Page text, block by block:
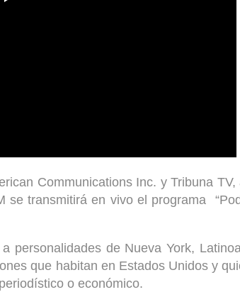
Communications Inc. y Tribuna
se transmitirá en vivo el programa “
personalidades de Nueva York,
que habitan en Estados Unidos y
o económico.